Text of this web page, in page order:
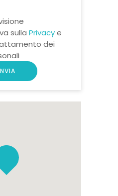
sulla Privacye
dei